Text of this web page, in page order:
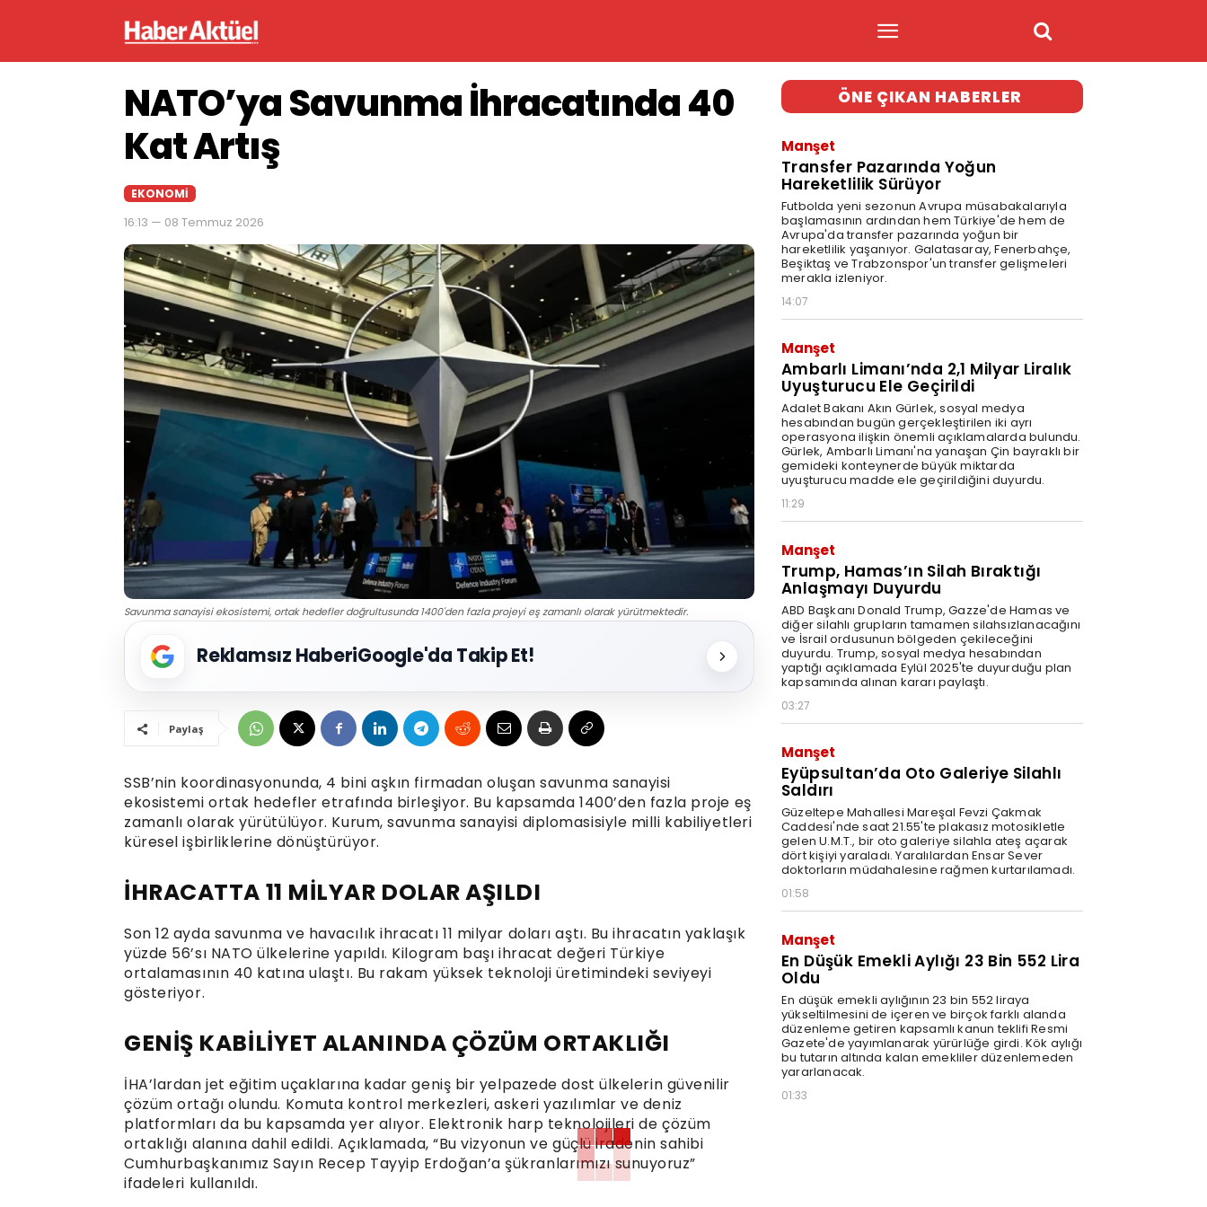
NATO’ya Savunma İhracatında 40
Kat Artış
EKONOMI
16:13 — 08 Temmuz 2026
Savunma sanayisi ekosistemi, ortak hedefler doğrultusunda 1400'den fazla projeyi eş zamanlı olarak yürütmektedir.
Reklamsız HaberiGoogle'da Takip Et!
Paylaş
SSB’nin koordinasyonunda, 4 bini aşkın firmadan oluşan savunma sanayisi
ekosistemi ortak hedefler etrafında birleşiyor. Bu kapsamda 1400’den fazla proje eş
zamanlı olarak yürütülüyor. Kurum, savunma sanayisi diplomasisiyle milli kabiliyetleri
küresel işbirliklerine dönüştürüyor.
İHRACATTA 11 MİLYAR DOLAR AŞILDI
Son 12 ayda savunma ve havacılık ihracatı 11 milyar doları aştı. Bu ihracatın yaklaşık
yüzde 56’sı NATO ülkelerine yapıldı. Kilogram başı ihracat değeri Türkiye
ortalamasının 40 katına ulaştı. Bu rakam yüksek teknoloji üretimindeki seviyeyi
gösteriyor.
GENİŞ KABİLİYET ALANINDA ÇÖZÜM ORTAKLIĞI
İHA’lardan jet eğitim uçaklarına kadar geniş bir yelpazede dost ülkelerin güvenilir
çözüm ortağı olundu. Komuta kontrol merkezleri, askeri yazılımlar ve deniz
platformları da bu kapsamda yer alıyor. Elektronik harp teknolojileri de çözüm
ortaklığı alanına dahil edildi. Açıklamada, “Bu vizyonun ve güçlü iradenin sahibi
Cumhurbaşkanımız Sayın Recep Tayyip Erdoğan’a şükranlarımızı sunuyoruz”
ifadeleri kullanıldı.
ÖNE ÇIKAN HABERLER
Manşet
Transfer Pazarında Yoğun
Hareketlilik Sürüyor
Futbolda yeni sezonun Avrupa müsabakalarıyla
başlamasının ardından hem Türkiye'de hem de
Avrupa'da transfer pazarında yoğun bir
hareketlilik yaşanıyor. Galatasaray, Fenerbahçe,
Beşiktaş ve Trabzonspor'un transfer gelişmeleri
merakla izleniyor.
14:07
Manşet
Ambarlı Limanı’nda 2,1 Milyar Liralık
Uyuşturucu Ele Geçirildi
Adalet Bakanı Akın Gürlek, sosyal medya
hesabından bugün gerçekleştirilen iki ayrı
operasyona ilişkin önemli açıklamalarda bulundu.
Gürlek, Ambarlı Limanı'na yanaşan Çin bayraklı bir
gemideki konteynerde büyük miktarda
uyuşturucu madde ele geçirildiğini duyurdu.
11:29
Manşet
Trump, Hamas’ın Silah Bıraktığı
Anlaşmayı Duyurdu
ABD Başkanı Donald Trump, Gazze'de Hamas ve
diğer silahlı grupların tamamen silahsızlanacağını
ve İsrail ordusunun bölgeden çekileceğini
duyurdu. Trump, sosyal medya hesabından
yaptığı açıklamada Eylül 2025'te duyurduğu plan
kapsamında alınan kararı paylaştı.
03:27
Manşet
Eyüpsultan’da Oto Galeriye Silahlı
Saldırı
Güzeltepe Mahallesi Mareşal Fevzi Çakmak
Caddesi'nde saat 21.55'te plakasız motosikletle
gelen U.M.T., bir oto galeriye silahla ateş açarak
dört kişiyi yaraladı. Yaralılardan Ensar Sever
doktorların müdahalesine rağmen kurtarılamadı.
01:58
Manşet
En Düşük Emekli Aylığı 23 Bin 552 Lira
Oldu
En düşük emekli aylığının 23 bin 552 liraya
yükseltilmesini de içeren ve birçok farklı alanda
düzenleme getiren kapsamlı kanun teklifi Resmi
Gazete'de yayımlanarak yürürlüğe girdi. Kök aylığı
bu tutarın altında kalan emekliler düzenlemeden
yararlanacak.
01:33